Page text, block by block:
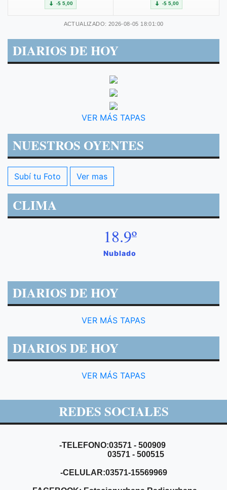
-$ 5,00 -$ 5,00
ACTUALIZADO: 2026-08-05 18:01:00
DIARIOS DE HOY
VER MÁS TAPAS
NUESTROS OYENTES
Subí tu Foto Ver mas
CLIMA
18.9º
Nublado
DIARIOS DE HOY
VER MÁS TAPAS
DIARIOS DE HOY
VER MÁS TAPAS
REDES SOCIALES
-TELEFONO:03571 - 500909
03571 - 500515
-CELULAR:03571-15569969